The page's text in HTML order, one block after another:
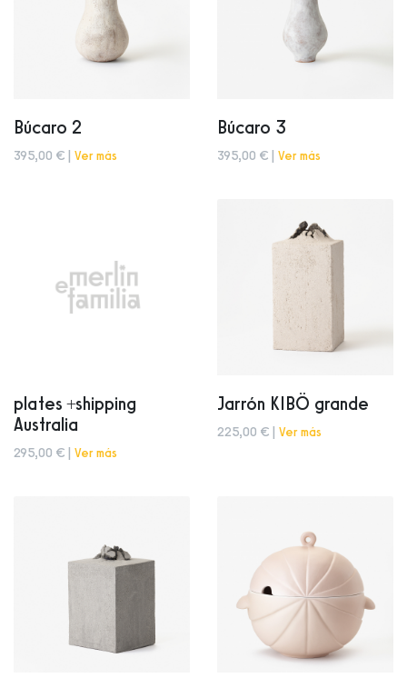
Búcaro 2
395,00 € | Ver más
Búcaro 3
395,00 € | Ver más
plates +shipping
Australia
295,00 € | Ver más
Jarrón KIBÖ grande
225,00 € | Ver más